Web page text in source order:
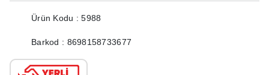
Ürün Kodu : 5988
Barkod : 8698158733677